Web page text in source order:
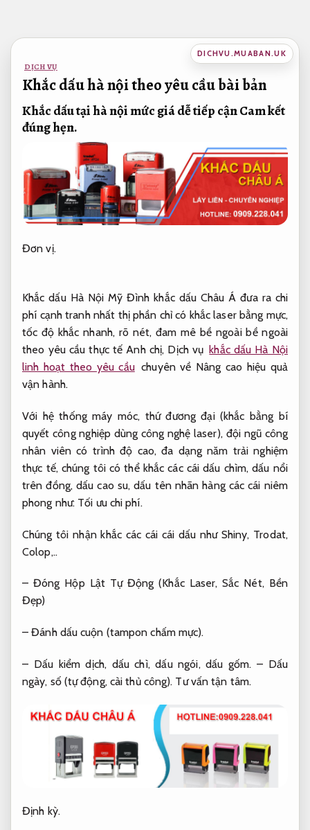
nội
DICHVU.MUABAN.UK
DỊCH VỤ
Khắc dấu hà nội theo yêu cầu bài bản
Khắc dấu tại hà nội mức giá dễ tiếp cậnCam kết
đúng hẹn.
Đơn vị.
Khắc dấu Hà Nội Mỹ Đình khắc dấu Châu Á đưa ra chi
phí cạnh tranh nhất thị phần chỉ có khắc laser bằng mực,
tốc độ khắc nhanh, rõ nét, đam mê bề ngoài bề ngoài
theo yêu cầu thực tế Anh chị, Dịch vụ khắc dấu Hà Nội
linh hoạt theo yêu cầu chuyên về Nâng cao hiệu quả
vận hành.
Với hệ thống máy móc, thứ đương đại (khắc bằng bí
quyết công nghiệp dùng công nghệ laser), đội ngũ công
nhân viên có trình độ cao, đa dạng năm trải nghiệm
thực tế, chúng tôi có thể khắc các cái dấu chìm, dấu nổi
trên đồng, dấu cao su, dấu tên nhãn hàng các cái niêm
phong như: Tối ưu chi phí.
Chúng tôi nhận khắc các cái cái dấu như Shiny, Trodat,
Colop,..
– Đóng Hộp Lật Tự Động (Khắc Laser, Sắc Nét, Bền
Đẹp)
– Đánh dấu cuộn (tampon chấm mực).
– Dấu kiểm dịch, dấu chì, dấu ngói, dấu gốm. – Dấu
ngày, số (tự động, cài thủ công). Tư vấn tận tâm.
Định kỳ.